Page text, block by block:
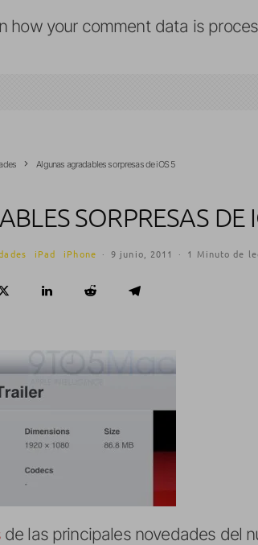
how your comment data is
Algunas agradables sorpresas de iOS 5
SORPRESAS DE
iPad iPhone · 9 junio, 2011 · 1 Minuto de
de las principales novedades del